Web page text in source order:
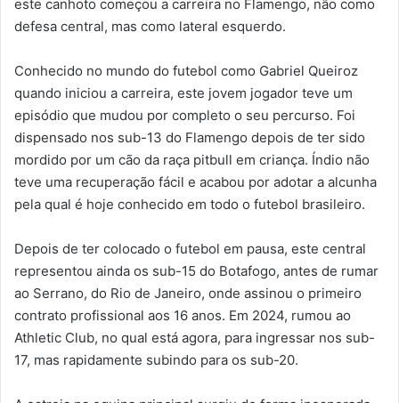
este canhoto começou a carreira no Flamengo, não como
defesa central, mas como lateral esquerdo.
Conhecido no mundo do futebol como Gabriel Queiroz
quando iniciou a carreira, este jovem jogador teve um
episódio que mudou por completo o seu percurso. Foi
dispensado nos sub-13 do Flamengo depois de ter sido
mordido por um cão da raça pitbull em criança. Índio não
teve uma recuperação fácil e acabou por adotar a alcunha
pela qual é hoje conhecido em todo o futebol brasileiro.
Depois de ter colocado o futebol em pausa, este central
representou ainda os sub-15 do Botafogo, antes de rumar
ao Serrano, do Rio de Janeiro, onde assinou o primeiro
contrato profissional aos 16 anos. Em 2024, rumou ao
Athletic Club, no qual está agora, para ingressar nos sub-
17, mas rapidamente subindo para os sub-20.